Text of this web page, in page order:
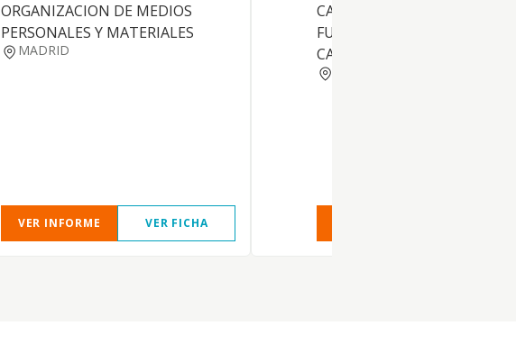
ORGANIZACION DE MEDIOS
PERSONALES Y MATERIALES
MADRID
VER INFORME VER FICHA
CAMPOS Y
FUNDAMENTALMENTE EN
CAMPO LABORAL Y SOCIAL